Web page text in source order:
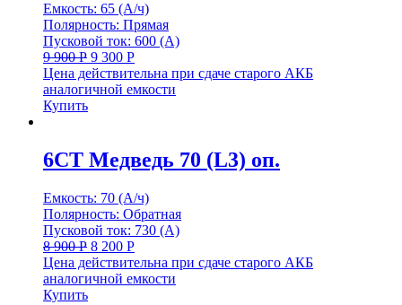
Емкость: 65 (А/ч)
Полярность: Прямая
Пусковой ток: 600 (А)
9 900Р 9 300 Р
Цена действительна при сдаче старого АКБ
аналогичной емкости
Купить
6СТ Медведь 70 (L3) оп.
Емкость: 70 (А/ч)
Полярность: Обратная
Пусковой ток: 730 (А)
8 900Р 8 200 Р
Цена действительна при сдаче старого АКБ
аналогичной емкости
Купить